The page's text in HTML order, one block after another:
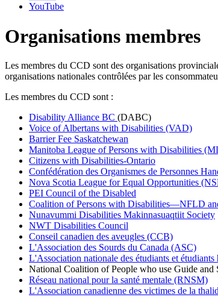
YouTube
Organisations membres
Les membres du CCD sont des organisations
organisations nationales contrôlées par les
Les membres du CCD sont :
Disability Alliance BC (DABC)
Voice of Albertans with Disabilities (VAD)
Barrier Fee Saskatchewan
Manitoba League of Persons with Disabilities
Citizens with Disabilities-Ontario
Confédération des Organismes de Personnes
Nova Scotia League for Equal Opportunities
PEI Council of the Disabled
Coalition of Persons with Disabilities—NFLD
Nunavummi Disabilities Makinnasuaqtiit Society
NWT Disabilities Council
Conseil canadien des aveugles (CCB)
L'Association des Sourds du Canada (ASC)
L'Association nationale des étudiants et
National Coalition of People who use Guide and
Réseau national pour la santé mentale (RNSM)
L'Association canadienne des victimes de la